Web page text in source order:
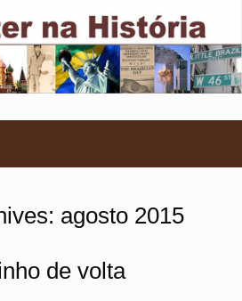
agosto 2015
de volta